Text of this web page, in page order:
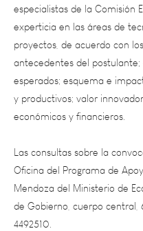
proyectos, de acuerdo con
antecedentes del
esperados; esquema e
y productivos; valor
económicos y financieros.
Las consultas sobre la
Oficina del Programa de
Mendoza del Ministerio de
de Gobierno, cuerpo
4492510.